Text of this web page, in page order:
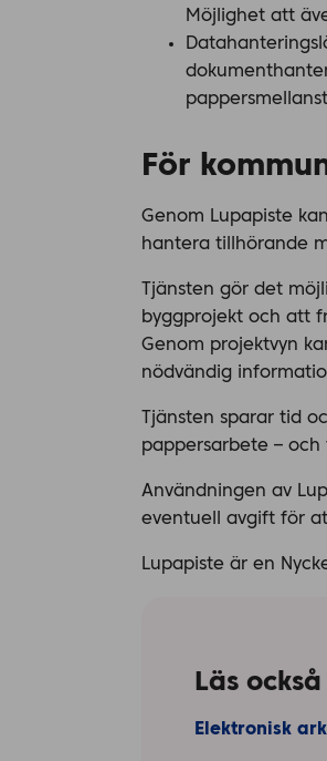
Möjlighet att
För
Genom Lupapiste
hantera tillhörande
Tjänsten gör det
byggprojekt och att
Genom projektvyn
nödvändig
Tjänsten sparar tid
pappersarbete – och
Användningen av
eventuell avgift för
Lupapiste är en
Läs
Elektronisk